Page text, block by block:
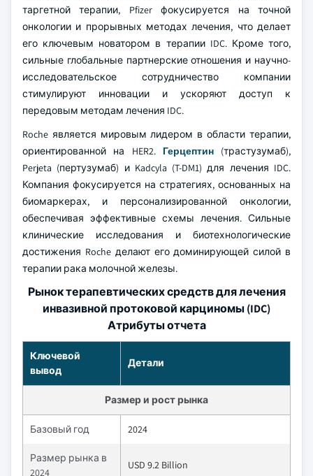
таргетной терапии, Pfizer фокусируется на точной
онкологии и прорывных методах лечения, что делает
его ключевым новатором в терапии IDC. Кроме того,
сильные глобальные партнерские отношения и научно-
исследовательское сотрудничество компании
стимулируют инновации и ускоряют доступ к
передовым методам лечения IDC.
Roche является мировым лидером в области терапии,
ориентированной на HER2. Герцептин(трастузумаб),
Perjeta (пертузумаб) и Kadcyla (T-DM1) для лечения IDC.
Компания фокусируется на стратегиях, основанных на
биомаркерах, и персонализированной онкологии,
обеспечивая эффективные схемы лечения. Сильные
клинические исследования и биотехнологические
достижения Roche делают его доминирующей силой в
терапии рака молочной железы.
Рынок терапевтических средств для лечения
инвазивной протоковой карциномы (IDC)
Атрибуты отчета
Ключевой
вывод
Детали
Размер и рост рынка
Базовый год 2024
Размер рынка в
2024
USD 9.2 Billion